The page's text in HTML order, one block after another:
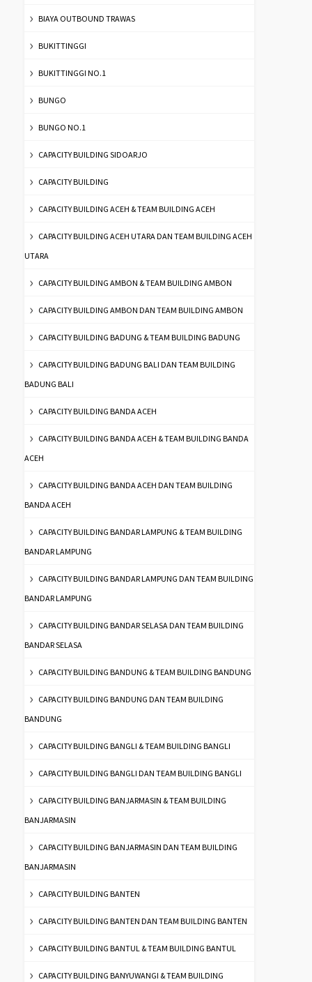
BIAYA OUTBOUND TRAWAS
BUKITTINGGI
BUKITTINGGI NO.1
BUNGO
BUNGO NO.1
CAPACITY BUILDING SIDOARJO
CAPACITY BUILDING
CAPACITY BUILDING ACEH & TEAM BUILDING ACEH
CAPACITY BUILDING ACEH UTARA DAN TEAM BUILDING ACEH
UTARA
CAPACITY BUILDING AMBON & TEAM BUILDING AMBON
CAPACITY BUILDING AMBON DAN TEAM BUILDING AMBON
CAPACITY BUILDING BADUNG & TEAM BUILDING BADUNG
CAPACITY BUILDING BADUNG BALI DAN TEAM BUILDING
BADUNG BALI
CAPACITY BUILDING BANDA ACEH
CAPACITY BUILDING BANDA ACEH & TEAM BUILDING BANDA
ACEH
CAPACITY BUILDING BANDA ACEH DAN TEAM BUILDING
BANDA ACEH
CAPACITY BUILDING BANDAR LAMPUNG & TEAM BUILDING
BANDAR LAMPUNG
CAPACITY BUILDING BANDAR LAMPUNG DAN TEAM BUILDING
BANDAR LAMPUNG
CAPACITY BUILDING BANDAR SELASA DAN TEAM BUILDING
BANDAR SELASA
CAPACITY BUILDING BANDUNG & TEAM BUILDING BANDUNG
CAPACITY BUILDING BANDUNG DAN TEAM BUILDING
BANDUNG
CAPACITY BUILDING BANGLI & TEAM BUILDING BANGLI
CAPACITY BUILDING BANGLI DAN TEAM BUILDING BANGLI
CAPACITY BUILDING BANJARMASIN & TEAM BUILDING
BANJARMASIN
CAPACITY BUILDING BANJARMASIN DAN TEAM BUILDING
BANJARMASIN
CAPACITY BUILDING BANTEN
CAPACITY BUILDING BANTEN DAN TEAM BUILDING BANTEN
CAPACITY BUILDING BANTUL & TEAM BUILDING BANTUL
CAPACITY BUILDING BANYUWANGI & TEAM BUILDING